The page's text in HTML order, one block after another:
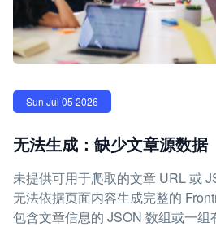
Sun Jul 05 2026
无法生成：缺少文章源数据
未提供可用于爬取的文章 URL 或
无法依据页面内容生成完整的
包含文章信息的 JSON 数组或一组